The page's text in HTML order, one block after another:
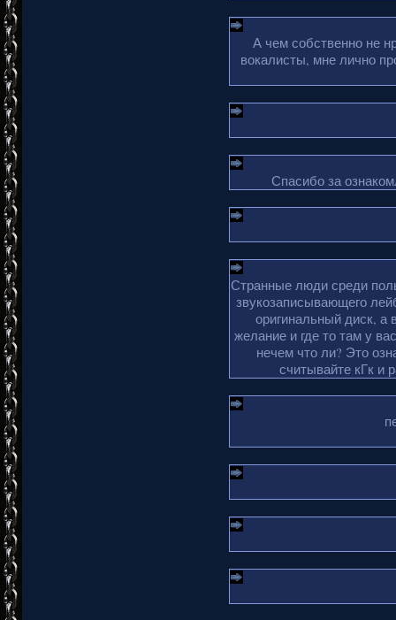
А чем собственно не
вокалисты, мне лично
Спасибо за
Странные люди среди
звукозаписывающего
оригинальный диск, а
желание и где то там у
нечем что ли? Это
считывайте кГк и